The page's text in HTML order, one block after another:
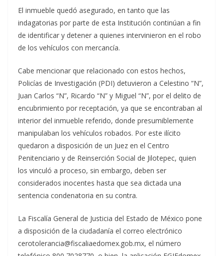
El inmueble quedó asegurado, en tanto que las
indagatorias por parte de esta Institución continúan a fin
de identificar y detener a quienes intervinieron en el robo
de los vehículos con mercancía.
Cabe mencionar que relacionado con estos hechos,
Policías de Investigación (PDI) detuvieron a Celestino “N”,
Juan Carlos “N”, Ricardo “N” y Miguel “N”, por el delito de
encubrimiento por receptación, ya que se encontraban al
interior del inmueble referido, donde presumiblemente
manipulaban los vehículos robados. Por este ilícito
quedaron a disposición de un Juez en el Centro
Penitenciario y de Reinserción Social de Jilotepec, quien
los vinculó a proceso, sin embargo, deben ser
considerados inocentes hasta que sea dictada una
sentencia condenatoria en su contra.
La Fiscalía General de Justicia del Estado de México pone
a disposición de la ciudadanía el correo electrónico
cerotolerancia@fiscaliaedomex.gob.mx, el número